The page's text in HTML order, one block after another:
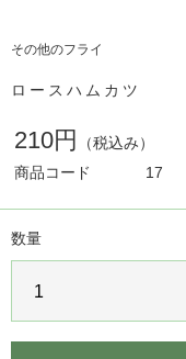
その他のフライ
ロースハムカツ
210円
（税込み）
商品コード
17
数量